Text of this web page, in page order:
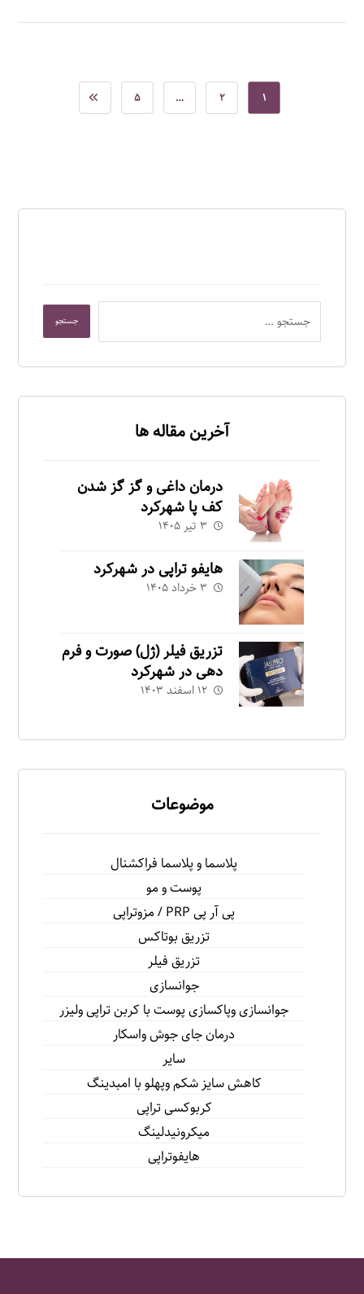
۱ ۲ … ۵
آخرین مقاله ها
درمان داغی و گز گز شدن
کف پا شهرکرد
۳ تیر ۱۴۰۵
هایفو تراپی در شهرکرد
۳ خرداد ۱۴۰۵
تزریق فیلر (ژل) صورت و فرم
دهی در شهرکرد
۱۲ اسفند ۱۴۰۳
موضوعات
پلاسما و پلاسما فراكشنال
پوست و مو
پى آر پى PRP / مزوتراپى
تزريق بوتاكس
تزريق فيلر
جوانسازى
جوانسازى وپاكسازى پوست با كربن تراپى وليزر
درمان جاى جوش واسكار
سایر
كاهش سايز شكم وپهلو با امبدينگ
كربوكسى تراپى
ميكرونيدلينگ
هايفوتراپی